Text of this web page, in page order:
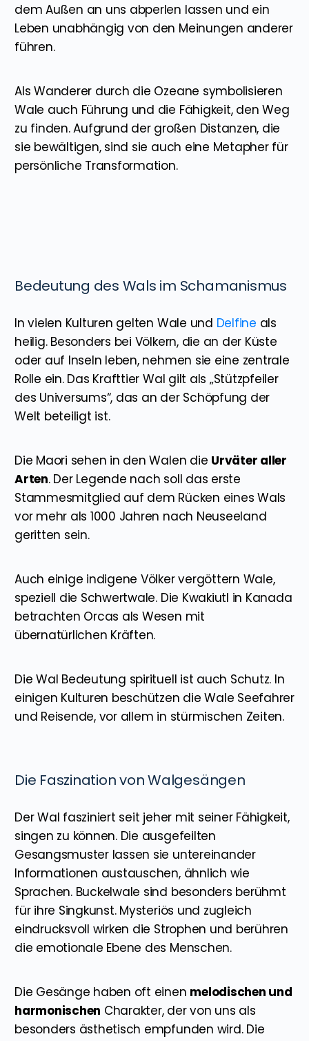
dem Außen an uns abperlen lassen und ein
Leben unabhängig von den Meinungen anderer
führen.
Als Wanderer durch die Ozeane symbolisieren
Wale auch Führung und die Fähigkeit, den Weg
zu finden. Aufgrund der großen Distanzen, die
sie bewältigen, sind sie auch eine Metapher für
persönliche Transformation.
Bedeutung des Wals im Schamanismus
In vielen Kulturen gelten Wale und Delfine als
heilig. Besonders bei Völkern, die an der Küste
oder auf Inseln leben, nehmen sie eine zentrale
Rolle ein. Das Krafttier Wal gilt als „Stützpfeiler
des Universums“, das an der Schöpfung der
Welt beteiligt ist.
Die Maori sehen in den Walen die Urväter aller
Arten. Der Legende nach soll das erste
Stammesmitglied auf dem Rücken eines Wals
vor mehr als 1000 Jahren nach Neuseeland
geritten sein.
Auch einige indigene Völker vergöttern Wale,
speziell die Schwertwale. Die Kwakiutl in Kanada
betrachten Orcas als Wesen mit
übernatürlichen Kräften.
Die Wal Bedeutung spirituell ist auch Schutz. In
einigen Kulturen beschützen die Wale Seefahrer
und Reisende, vor allem in stürmischen Zeiten.
Die Faszination von Walgesängen
Der Wal fasziniert seit jeher mit seiner Fähigkeit,
singen zu können. Die ausgefeilten
Gesangsmuster lassen sie untereinander
Informationen austauschen, ähnlich wie
Sprachen. Buckelwale sind besonders berühmt
für ihre Singkunst. Mysteriös und zugleich
eindrucksvoll wirken die Strophen und berühren
die emotionale Ebene des Menschen.
Die Gesänge haben oft einen melodischen und
harmonischen Charakter, der von uns als
besonders ästhetisch empfunden wird. Die